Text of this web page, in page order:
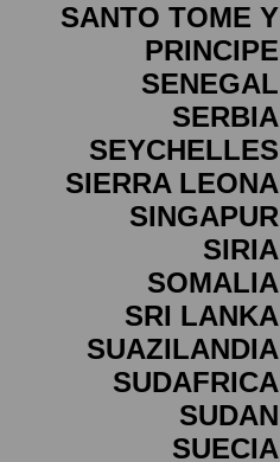
SANTO TOME Y
PRINCIPE
SENEGAL
SERBIA
SEYCHELLES
SIERRA LEONA
SINGAPUR
SIRIA
SOMALIA
SRI LANKA
SUAZILANDIA
SUDAFRICA
SUDAN
SUECIA